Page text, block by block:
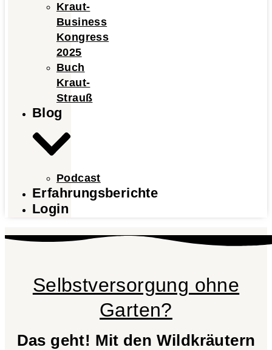
Kraut-
Business
Kongress
2025
Buch
Kraut-
Strauß
Blog
Podcast
Erfahrungsberichte
Login
Selbstversorgung ohne
Garten?
Das geht! Mit den Wildkräutern